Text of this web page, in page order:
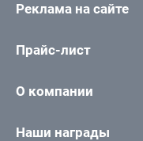
Реклама на сайте
Прайс-лист
О компании
Наши награды